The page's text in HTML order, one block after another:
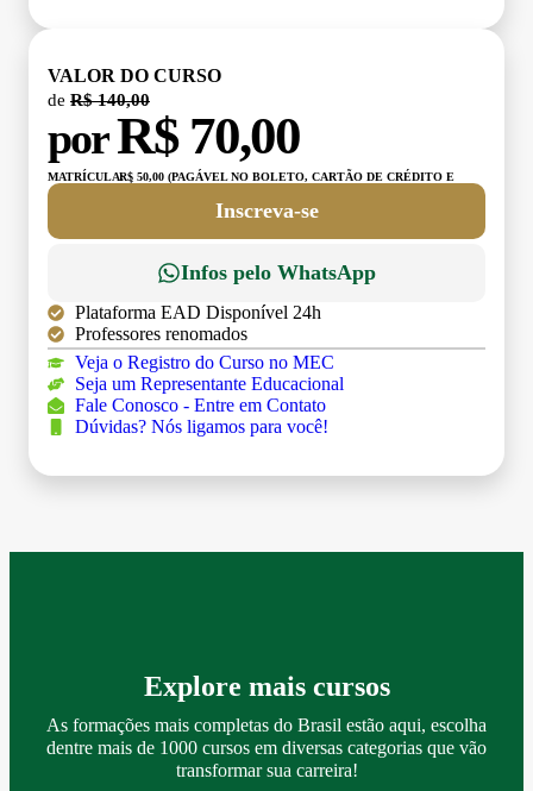
VALOR DO CURSO
de R$ 140,00
porR$ 70,00
MATRÍCULA:R$ 50,00 (PAGÁVEL NO BOLETO, CARTÃO DE CRÉDITO E
Inscreva-se
Infos pelo WhatsApp
Plataforma EAD Disponível 24h
Professores renomados
Veja o Registro do Curso no MEC
Seja um Representante Educacional
Fale Conosco - Entre em Contato
Dúvidas? Nós ligamos para você!
Explore mais cursos
As formações mais completas do Brasil estão aqui, escolha
dentre mais de 1000 cursos em diversas categorias que vão
transformar sua carreira!